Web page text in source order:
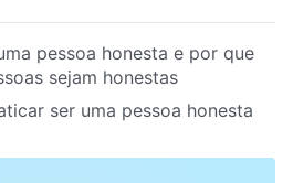
pessoa honesta e por que
sejam honestas
ser uma pessoa honesta